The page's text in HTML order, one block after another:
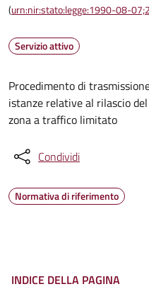
(urn:nir:stato:legge:1990-08-
Servizio attivo
Procedimento di
istanze relative al rilascio
zona a traffico limitato
Condividi
Normativa di riferimento
INDICE DELLA PAGINA